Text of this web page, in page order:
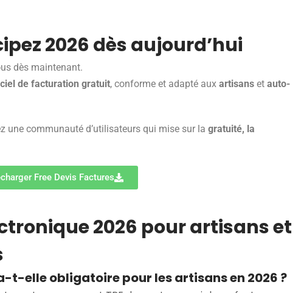
2026 dès aujourd’hui
dès maintenant.
de facturation gratuit, conforme et adapté aux artisanset auto-
une communauté d’utilisateurs qui mise sur la gratuité, la
Free Devis Factures
2026 pour artisans et
t-elle obligatoire pour les artisans en 2026 ?